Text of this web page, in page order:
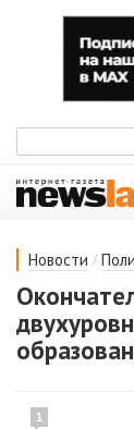
Новости /
1